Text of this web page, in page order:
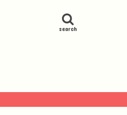
search